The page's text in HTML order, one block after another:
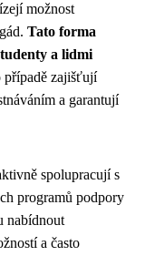
možnost
Tato forma
a lidmi
případě zajišťují
a garantují
spolupracují s
programů podpory
nabídnout
a často